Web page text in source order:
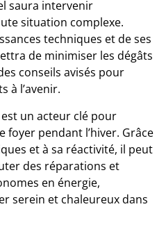
saura intervenir
situation complexe.
techniques et de ses
de minimiser les dégâts
conseils avisés pour
à l’avenir.
un acteur clé pour
pendant l’hiver. Grâce
et à sa réactivité, il peut
des réparations et
en énergie,
serein et chaleureux dans